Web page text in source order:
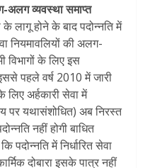
अलग व्यवस्था समाप्त
के लागू होने के बाद पदोन्नति में
नियमावलियों की अलग-
विभागों के लिए इस
पहले वर्ष 2010 में जारी
अर्हकारी सेवा में
पर यथासंशोधित) अब निरस्त
नहीं होगी बाधित
पदोन्नति में निर्धारित सेवा
दोबारा इसके पात्र नहीं